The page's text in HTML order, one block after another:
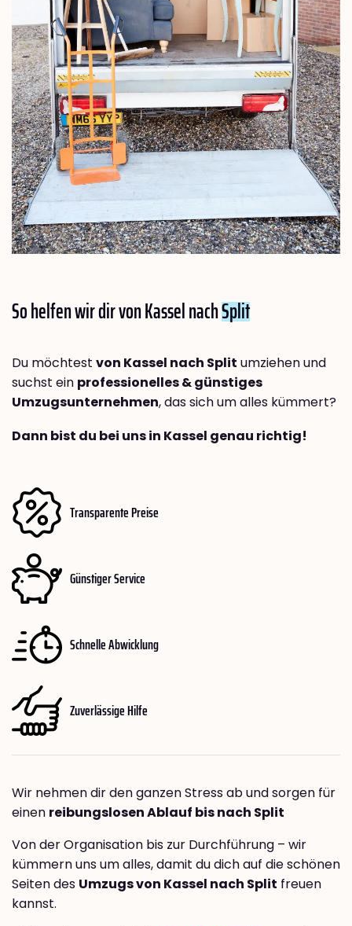
So helfen wir dir von Kassel nachSplit
Du möchtest von Kassel nach Split umziehen und
suchst ein professionelles & günstiges
Umzugsunternehmen, das sich um alles kümmert?
Dann bist du bei uns in Kassel genau richtig!
Transparente Preise
Günstiger Service
Schnelle Abwicklung
Zuverlässige Hilfe
Wir nehmen dir den ganzen Stress ab und sorgen für
einen reibungslosen Ablauf bis nach Split
Von der Organisation bis zur Durchführung – wir
kümmern uns um alles, damit du dich auf die schönen
Seiten des Umzugs von Kassel nach Split freuen
kannst.